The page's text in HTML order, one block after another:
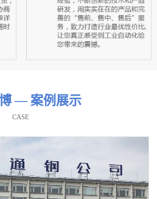
— 案例展示
CASE